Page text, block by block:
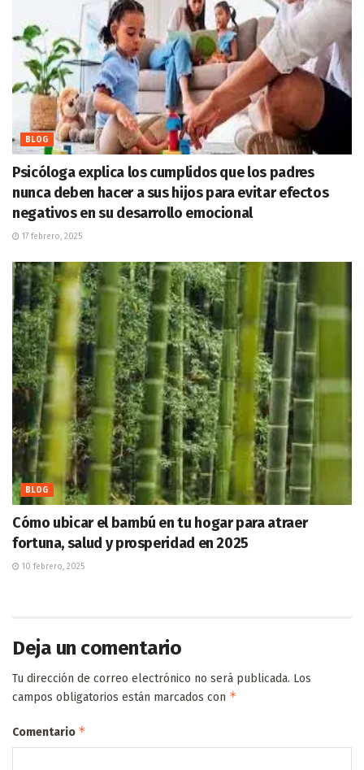
BLOG
Psicóloga explica los cumplidos que los padres
nunca deben hacer a sus hijos para evitar efectos
negativos en su desarrollo emocional
17 febrero, 2025
BLOG
Cómo ubicar el bambú en tu hogar para atraer
fortuna, salud y prosperidad en 2025
10 febrero, 2025
Deja un comentario
Tu dirección de correo electrónico no será publicada. Los
campos obligatorios están marcados con *
Comentario *